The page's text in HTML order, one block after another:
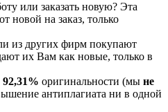
или заказать новую? Эта
новой на заказ, только
из других фирм покупают
их Вам как новые, только в
92,31% оригинальности (мы не
антиплагиата ни в одной